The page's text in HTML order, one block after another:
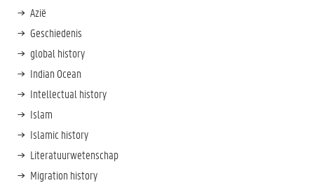
Azië
Geschiedenis
global history
Indian Ocean
Intellectual history
Islam
Islamic history
Literatuurwetenschap
Migration history